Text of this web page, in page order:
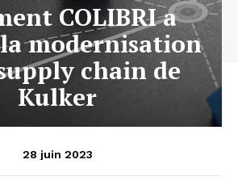
COLIBRI a
modernisation
chain de
Kulker
28 juin 2023